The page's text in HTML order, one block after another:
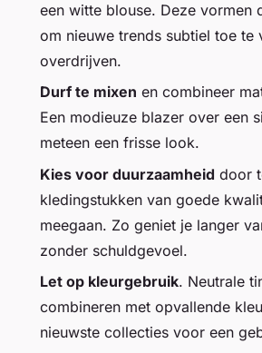
een witte blouse. Deze vormen
om nieuwe trends subtiel toe te
overdrijven.
Durf te mixen en combineer
Een modieuze blazer over een
meteen een frisse look.
Kies voor duurzaamheid door
kledingstukken van goede
meegaan. Zo geniet je langer
zonder schuldgevoel.
Let op kleurgebruik. Neutrale
combineren met opvallende
nieuwste collecties voor een